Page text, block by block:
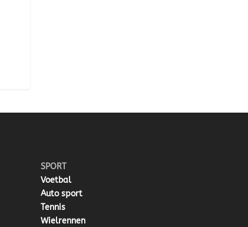
SPORT
Voetbal
Auto sport
Tennis
Wielrennen